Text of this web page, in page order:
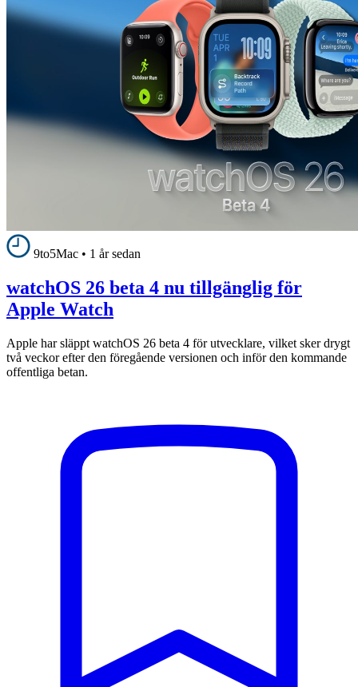
9to5Mac • 1 år sedan
watchOS 26 beta 4 nu tillgänglig för
Apple Watch
Apple har släppt watchOS 26 beta 4 för utvecklare, vilket sker drygt
två veckor efter den föregående versionen och inför den kommande
offentliga betan.